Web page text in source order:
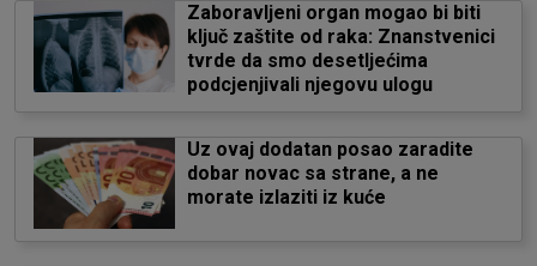
Zaboravljeni organ mogao bi biti
ključ zaštite od raka: Znanstvenici
tvrde da smo desetljećima
podcjenjivali njegovu ulogu
Uz ovaj dodatan posao zaradite
dobar novac sa strane, a ne
morate izlaziti iz kuće